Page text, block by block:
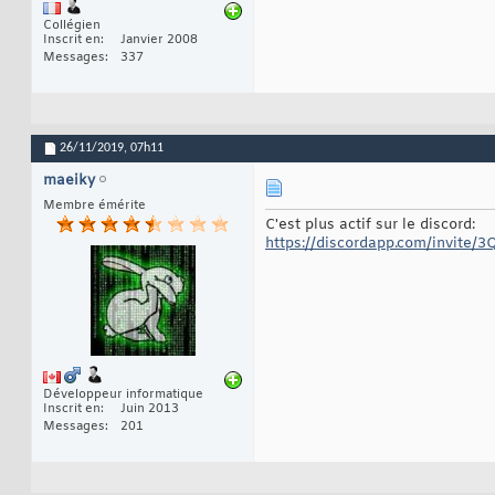
Collégien
Inscrit en
Janvier 2008
Messages
337
26/11/2019, 07h11
maeiky
Membre émérite
Développeur informatique
Inscrit en
Juin 2013
Messages
201
C'est plus actif sur le discord:
https://discordapp.com/invite/